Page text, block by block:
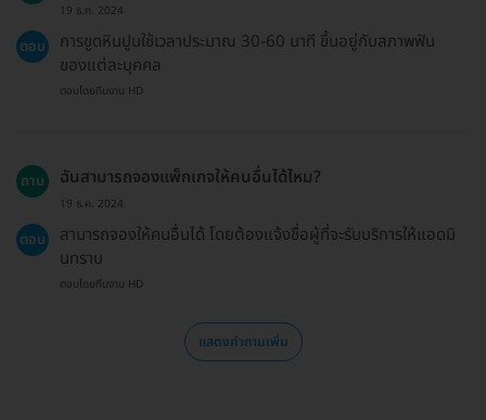
19 ธ.ค. 2024
ตอบ
การขูดหินปูนใช้เวลาประมาณ 30-60 นาที ขึ้นอยู่กับสภาพฟัน
ของแต่ละบุคคล
ตอบโดยทีมงาน HD
ถาม ฉันสามารถจองแพ็กเกจให้คนอื่นได้ไหม?
19 ธ.ค. 2024
ตอบ
สามารถจองให้คนอื่นได้ โดยต้องแจ้งชื่อผู้ที่จะรับบริการให้แอดมิ
นทราบ
ตอบโดยทีมงาน HD
แสดงคำถามเพิ่ม